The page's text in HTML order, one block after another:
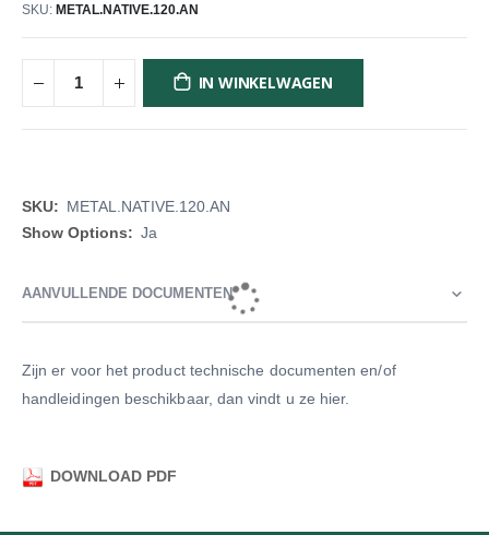
SKU METAL.NATIVE.120.AN
IN WINKELWAGEN
Meer
informatie
METAL.NATIVE.120.AN
Ja
AANVULLENDE DOCUMENTEN
Zijn er voor het product technische documenten en/of
handleidingen beschikbaar, dan vindt u ze hier.
DOWNLOAD PDF